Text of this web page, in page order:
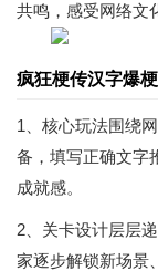
共鸣，感受网络文
疯狂梗传汉字爆
1、核心玩法围绕
备，填写正确文字
成就感。
2、关卡设计层层
家逐步解锁新场景